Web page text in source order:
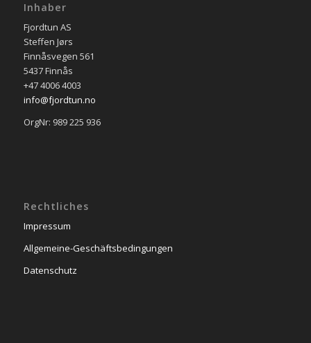
Inhaber
Fjordtun AS
Steffen Jørs
Finnåsvegen 561
5437 Finnås
+47 4006 4003
info@fjordtun.no
OrgNr: 989 225 936
Rechtliches
Impressum
Allgemeine-Geschäftsbedingungen
Datenschutz